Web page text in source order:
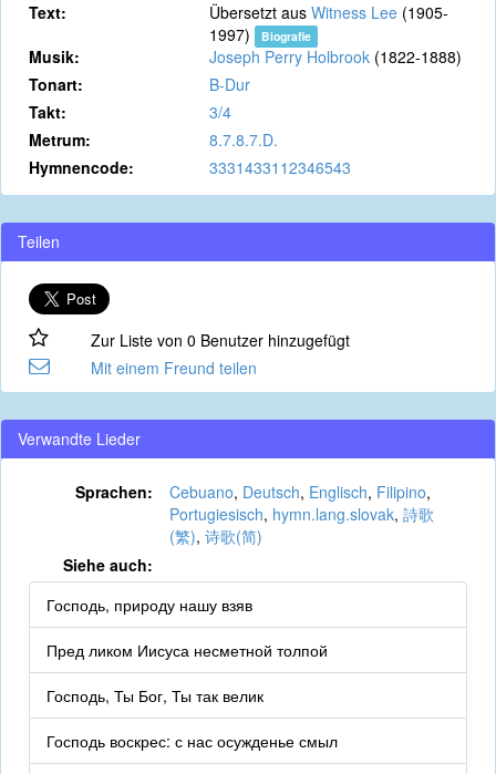
Text:
Übersetzt aus Witness Lee (1905-
1997)
Biografie
Musik: Joseph Perry Holbrook (1822-1888)
Tonart:
B-Dur
Takt:
3/4
Metrum:
8.7.8.7.D.
Hymnencode:
3331433112346543
Teilen
Zur Liste von 0 Benutzer hinzugefügt
Mit einem Freund teilen
Verwandte Lieder
Sprachen: Cebuano, Deutsch, Englisch, Filipino,
Portugiesisch, hymn.lang.slovak, 詩歌
(繁), 诗歌(简)
Siehe auch:
Господь, природу нашу взяв
Пред ликом Иисуса несметной толпой
Господь, Ты Бог, Ты так велик
Господь воскрес: с нас осужденье смыл